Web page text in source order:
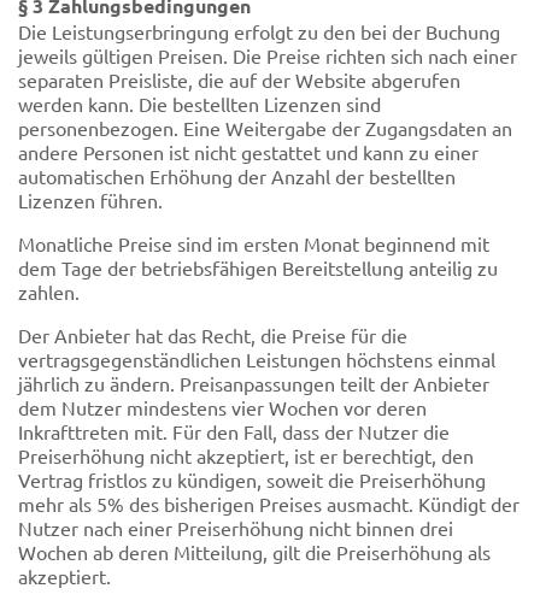
§ 3 Zahlungsbedingungen
Die Leistungserbringung erfolgt zu den bei der Buchung
jeweils gültigen Preisen. Die Preise richten sich nach einer
separaten Preisliste, die auf der Website abgerufen
werden kann. Die bestellten Lizenzen sind
personenbezogen. Eine Weitergabe der Zugangsdaten an
andere Personen ist nicht gestattet und kann zu einer
automatischen Erhöhung der Anzahl der bestellten
Lizenzen führen.
Monatliche Preise sind im ersten Monat beginnend mit
dem Tage der betriebsfähigen Bereitstellung anteilig zu
zahlen.
Der Anbieter hat das Recht, die Preise für die
vertragsgegenständlichen Leistungen höchstens einmal
jährlich zu ändern. Preisanpassungen teilt der Anbieter
dem Nutzer mindestens vier Wochen vor deren
Inkrafttreten mit. Für den Fall, dass der Nutzer die
Preiserhöhung nicht akzeptiert, ist er berechtigt, den
Vertrag fristlos zu kündigen, soweit die Preiserhöhung
mehr als 5% des bisherigen Preises ausmacht. Kündigt der
Nutzer nach einer Preiserhöhung nicht binnen drei
Wochen ab deren Mitteilung, gilt die Preiserhöhung als
akzeptiert.